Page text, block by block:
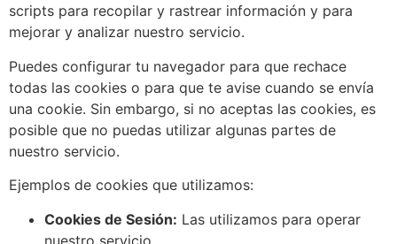
scripts para recopilar y rastrear información y para
mejorar y analizar nuestro servicio.
Puedes configurar tu navegador para que rechace
todas las cookies o para que te avise cuando se envía
una cookie. Sin embargo, si no aceptas las cookies, es
posible que no puedas utilizar algunas partes de
nuestro servicio.
Ejemplos de cookies que utilizamos:
Cookies de Sesión: Las utilizamos para operar
nuestro servicio.